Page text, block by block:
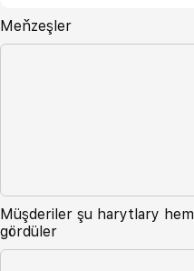
Meňzeşler
Müşderiler şu harytlary hem
gördüler